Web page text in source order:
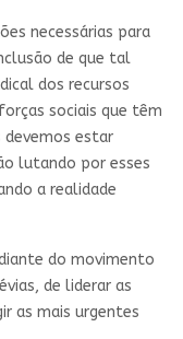
necessárias para
de que tal
dos recursos
sociais que têm
devemos estar
lutando por esses
a realidade
do movimento
de liderar as
as mais urgentes